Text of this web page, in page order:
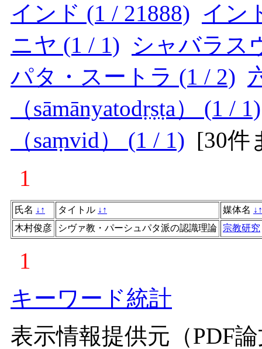
インド (1 / 21888) イン
ニヤ (1 / 1) シャバラス
パタ・スートラ (1 / 2)
（sāmānyatodṛṣṭa） (1 / 1)
（saṃvid） (1 / 1) [30件
1
氏名 ↓ ↑ タイトル ↓ ↑ 媒体名 ↓ ↑
木村俊彦
シヴァ教・パーシュパタ派の認識理論 宗教研究
1
キーワード統計
表示情報提供元（PDF